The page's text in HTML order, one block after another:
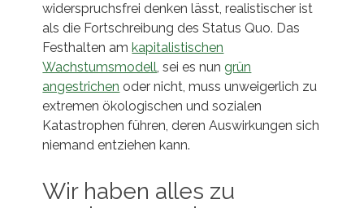
widerspruchsfrei denken lässt, realistischer ist
als die Fortschreibung des Status Quo. Das
Festhalten am kapitalistischen
Wachstumsmodell, sei es nungrün
angestrichen oder nicht, muss unweigerlich zu
extremen ökologischen und sozialen
Katastrophen führen, deren Auswirkungen sich
niemand entziehen kann.
Wir haben alles zu